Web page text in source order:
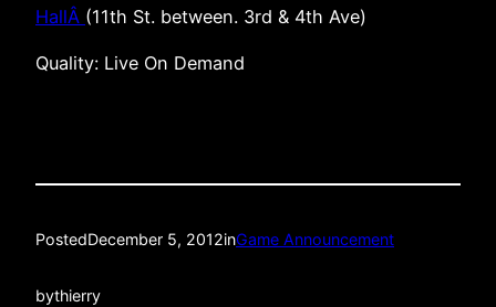
HallÂ (11th St. between. 3rd & 4th Ave)
Quality: Live On Demand
PostedDecember 5, 2012inGame Announcement
bythierry